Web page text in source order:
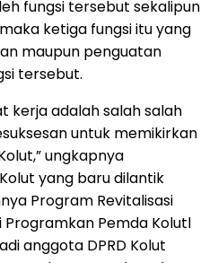
fungsi tersebut sekalipun
ketiga fungsi itu yang
maupun penguatan
tersebut.
kerja adalah salah salah
untuk memikirkan
ungkapnya
yang baru dilantik
Program Revitalisasi
Programkan Pemda Kolutl
anggota DPRD Kolut